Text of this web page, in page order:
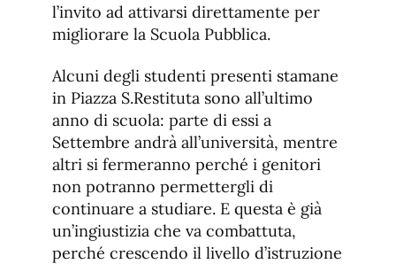
l’invito ad attivarsi direttamente per
migliorare la Scuola Pubblica.
Alcuni degli studenti presenti stamane
in Piazza S.Restituta sono all’ultimo
anno di scuola: parte di essi a
Settembre andrà all’università, mentre
altri si fermeranno perché i genitori
non potranno permettergli di
continuare a studiare. E questa è già
un’ingiustizia che va combattuta,
perché crescendo il livello d’istruzione